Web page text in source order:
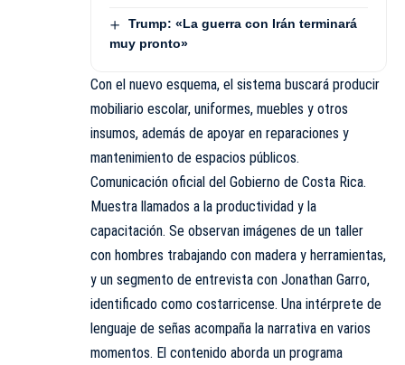
Trump: «La guerra con Irán terminará
muy pronto»
Con el nuevo esquema, el sistema buscará producir
mobiliario escolar, uniformes, muebles y otros
insumos, además de apoyar en reparaciones y
mantenimiento de espacios públicos.
Comunicación oficial del Gobierno de Costa Rica.
Muestra llamados a la productividad y la
capacitación. Se observan imágenes de un taller
con hombres trabajando con madera y herramientas,
y un segmento de entrevista con Jonathan Garro,
identificado como costarricense. Una intérprete de
lenguaje de señas acompaña la narrativa en varios
momentos. El contenido aborda un programa